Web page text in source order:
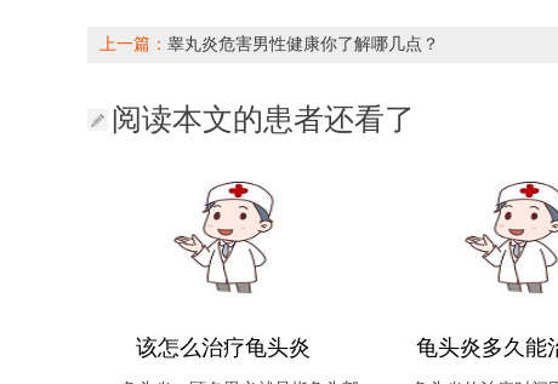
上一篇： 睾丸炎危害男性健康你了解哪几点？
阅读本文的患者还看了
该怎么治疗龟头炎 龟头炎多久能